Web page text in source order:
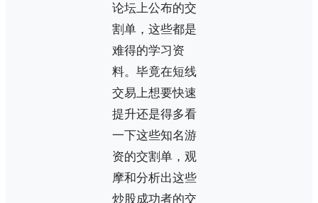
论坛上公布的交
割单，这些都是
难得的学习资
料。毕竟在短线
交易上想要快速
提升还是得多看
一下这些知名游
资的交割单，观
摩和分析出这些
炒股成功者的交